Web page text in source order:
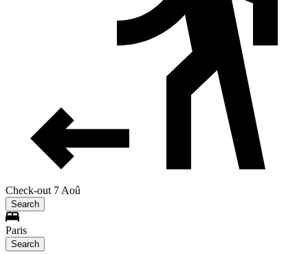
Check-out 7 Aoû
Search
Paris
Search